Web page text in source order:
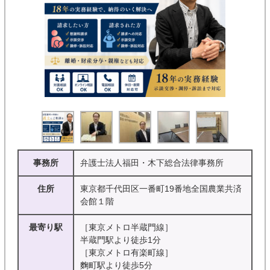
事務所 弁護士法人福田・木下総合法律事務所
住所
東京都千代田区一番町19番地全国農業共済
会館１階
最寄り駅
［東京メトロ半蔵門線］
半蔵門駅より徒歩1分
［東京メトロ有楽町線］
麴町駅より徒歩5分